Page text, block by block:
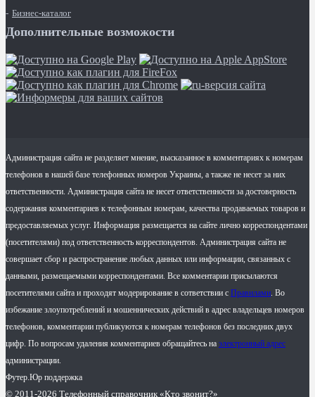
Бизнес-каталог
Дополнительные возможости
Администрация сайта не разделяет мнение, высказанное в комментариях к номерам
телефонов в нашей базе телефонных номеров Украины, а также не несет за них
ответственности. Администрация сайта не несет ответственности за достоверность
содержания комментариев к телефонным номерам, качества продаваемых товаров и
предоставляемых услуг. Информация размещается на сайте лично корреспондентами
(посетителями) под ответственность корреспондентов. Администрация сайта не
совершает сбор и распространение любых данных или информации, связанных с
данными, размещаемыми корреспондентами. Все комментарии присылаются
посетителями сайта и проходят модерирование в сответствии с Правилами. Во
избежание злоупотреблений и мошеннических действий в адрес владельцев номеров
телефонов, комментарии публикуются к номерам телефонов без последних двух
цифр. По вопросам удаления комментариев обращайтесь на электронный адрес
администрации.
Футер.Юр поддержка
© 2011-2026 Телефонный справочник «Кто звонит?»